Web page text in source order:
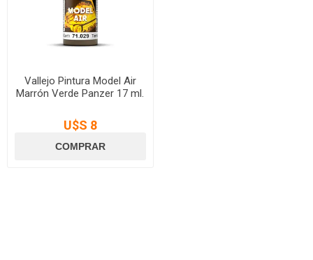
Vallejo Pintura Model Air
Marrón Verde Panzer 17 ml.
U$S 8